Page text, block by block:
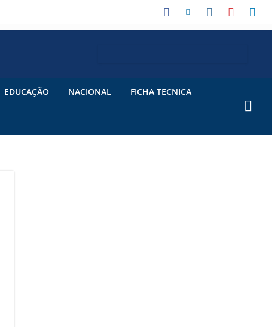
EDUCAÇÃO NACIONAL FICHA TECNICA